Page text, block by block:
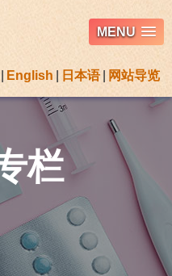
| English | 日本语| 网站导览
MENU
栏